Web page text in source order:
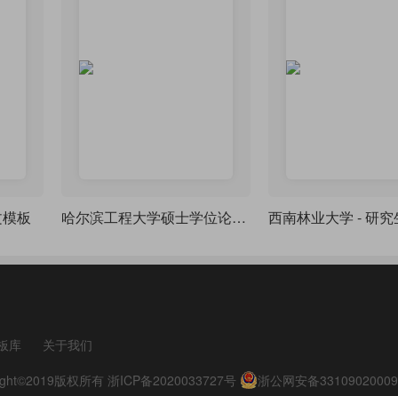
板 哈尔滨工程大学硕士学位论文LaTeX模版
库
关于我们
版权所有 浙ICP备2020033727号 浙公网安备